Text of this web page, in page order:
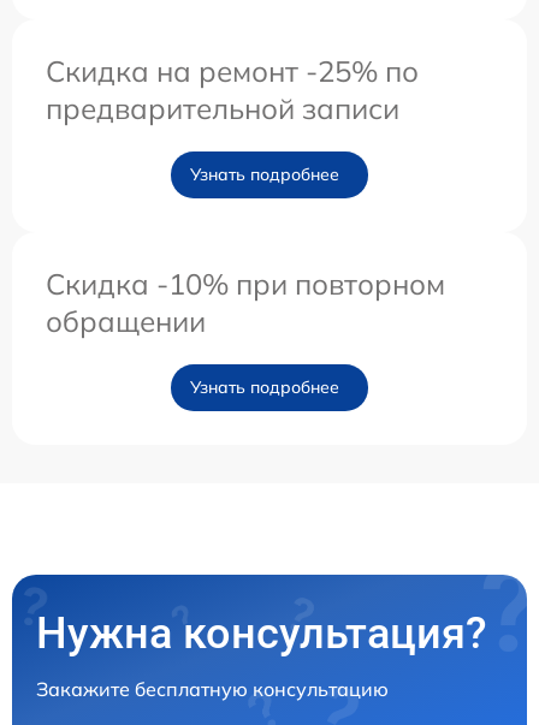
Скидка на ремонт -25% по
предварительной записи
Узнать подробнее
Скидка -10% при повторном
обращении
Узнать подробнее
Нужна консультация?
Закажите бесплатную консультацию